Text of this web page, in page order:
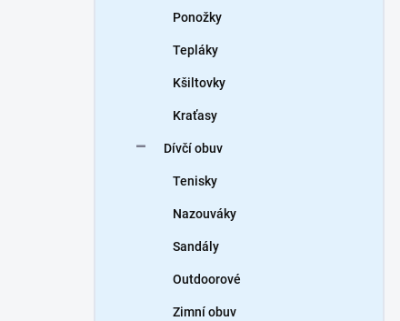
Ponožky
Tepláky
Kšiltovky
Kraťasy
Dívčí obuv
Tenisky
Nazouváky
Sandály
Outdoorové
Zimní obuv